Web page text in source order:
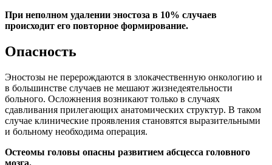
При неполном удалении эностоза в 10% случаев
происходит его повторное формирование.
Опасность
Эностозы не перерождаются в злокачественную онкологию и
в большинстве случаев не мешают жизнедеятельности
больного. Осложнения возникают только в случаях
сдавливания прилегающих анатомических структур. В таком
случае клинические проявления становятся выразительными
и больному необходима операция.
Остеомы головы опасны развитием абсцесса головного
мозга.